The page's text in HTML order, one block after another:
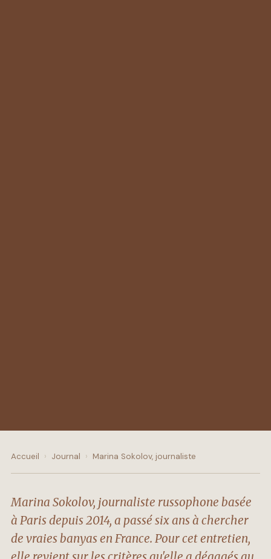
Accueil › Journal › Marina Sokolov, journaliste
Marina Sokolov, journaliste russophone basée
à Paris depuis 2014, a passé six ans à chercher
de vraies banyas en France. Pour cet entretien,